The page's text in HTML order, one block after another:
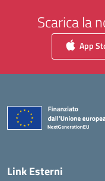
Scarica la
App
Link Esterni